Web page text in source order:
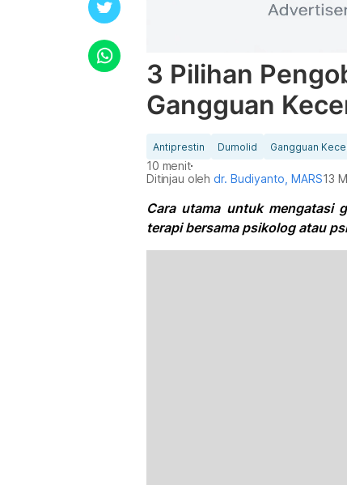
3 Pilihan
Gangguan
Antiprestin Dumolid Gangguan
10 menit
Ditinjau olehdr. Budiyanto, MARS13
Cara utama untuk mengatasi
terapi bersama psikolog atau